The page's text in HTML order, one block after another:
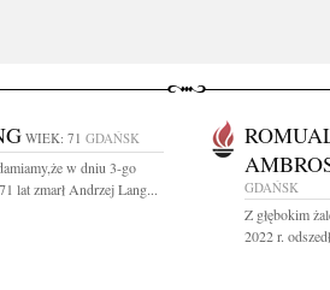
WIEK: 71 GDAŃSK
w dniu 3-go
lat zmarł Andrzej Lang...
GDAŃSK
Z głębokim
2022 r.